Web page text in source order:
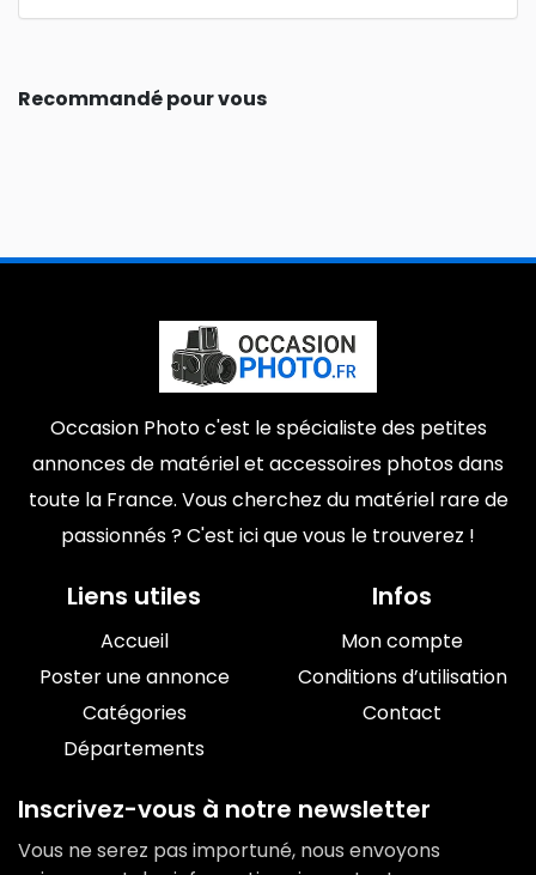
Recommandé pour vous
Occasion Photo c'est le spécialiste des petites
annonces de matériel et accessoires photos dans
toute la France. Vous cherchez du matériel rare de
passionnés ? C'est ici que vous le trouverez !
Liens utiles
Accueil
Poster une annonce
Catégories
Départements
Infos
Mon compte
Conditions d’utilisation
Contact
Inscrivez-vous à notre newsletter
Vous ne serez pas importuné, nous envoyons